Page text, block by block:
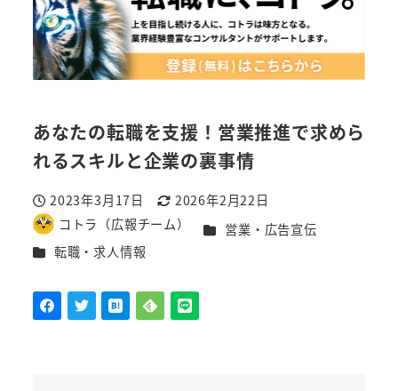
あなたの転職を支援！営業推進で求めら
れるスキルと企業の裏事情
投稿日
2023年3月17日
更新日
2026年2月22日
著
者
コトラ（広報チーム） カテゴリー
営業・広告宣伝
カテゴリー
転職・求人情報